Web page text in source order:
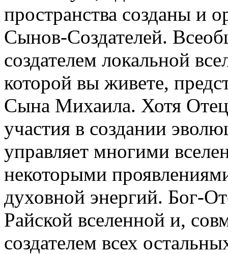
пространства созданы и
Сынов-Создателей.
создателем локальной
которой вы живете,
Сына Михаила. Хотя
участия в создании
управляет многими
некоторыми
духовной энергий. Бог-
Райской вселенной и,
создателем всех